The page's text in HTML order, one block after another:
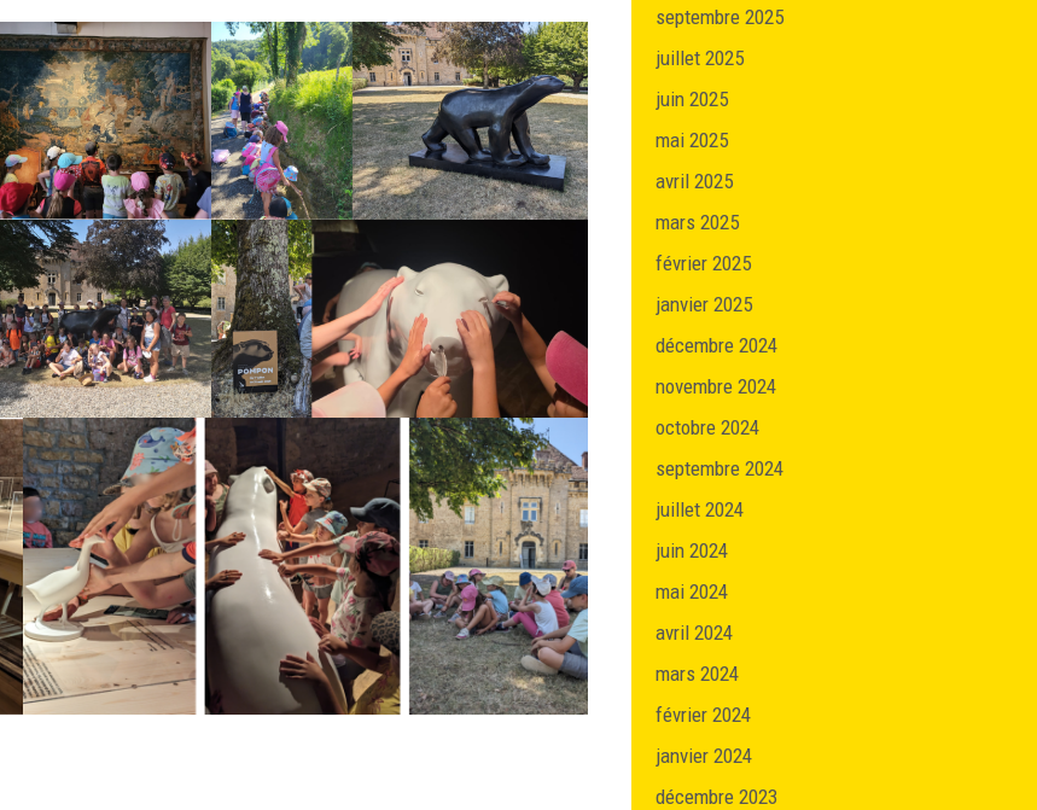
septembre 2025
juillet 2025
juin 2025
mai 2025
avril 2025
mars 2025
février 2025
janvier 2025
décembre 2024
novembre 2024
octobre 2024
septembre 2024
juillet 2024
juin 2024
mai 2024
avril 2024
mars 2024
février 2024
janvier 2024
décembre 2023